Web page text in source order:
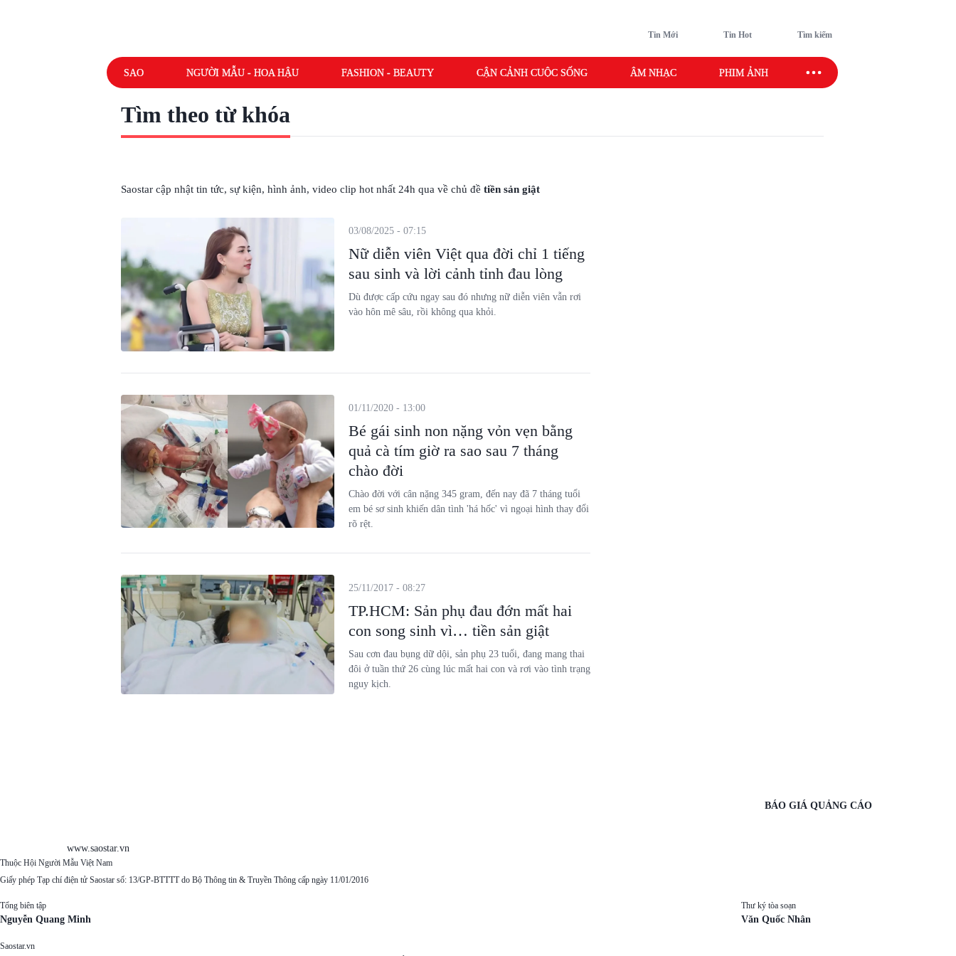
Tin Mới Tin Hot Tìm kiếm
SAO NGƯỜI MẪU - HOA HẬU FASHION - BEAUTY CẬN CẢNH CUỘC SỐNG ÂM NHẠC PHIM ẢNH SAO SPORT
Tìm theo từ khóa
Saostar cập nhật tin tức, sự kiện, hình ảnh, video clip hot nhất 24h qua về chủ đề tiền sản giật
Nữ diễn viên Việt qua đời chỉ 1 tiếng
sau sinh và lời cảnh tỉnh đau lòng
03/08/2025 - 07:15
Dù được cấp cứu ngay sau đó nhưng nữ diễn viên vẫn rơi
vào hôn mê sâu, rồi không qua khỏi.
Bé gái sinh non nặng vỏn vẹn bằng
quả cà tím giờ ra sao sau 7 tháng
chào đời
01/11/2020 - 13:00
Chào đời với cân nặng 345 gram, đến nay đã 7 tháng tuổi
em bé sơ sinh khiến dân tình 'há hốc' vì ngoại hình thay đổi
rõ rệt.
TP.HCM: Sản phụ đau đớn mất hai
con song sinh vì… tiền sản giật
25/11/2017 - 08:27
Sau cơn đau bụng dữ dội, sản phụ 23 tuổi, đang mang thai
đôi ở tuần thứ 26 cùng lúc mất hai con và rơi vào tình trạng
nguy kịch.
www.saostar.vn
BÁO GIÁ QUẢNG CÁO
Thuộc Hội Người Mẫu Việt Nam
Giấy phép Tạp chí điện tử Saostar số: 13/GP-BTTTT do Bộ Thông tin & Truyền Thông cấp ngày 11/01/2016
Tổng biên tập
Nguyễn Quang Minh
Thư ký tòa soạn
Văn Quốc Nhân
Saostar.vn